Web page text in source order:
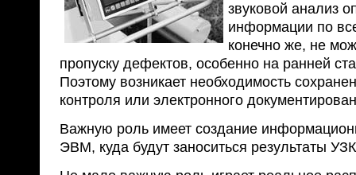
звуковой анализ
информации по
конечно же, не
пропуску дефектов, особенно на ранней
Поэтому возникает необходимость
контроля или электронного
Важную роль имеет создание
ЭВМ, куда будут заноситься результаты